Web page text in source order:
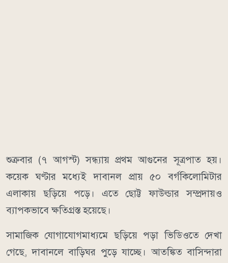
শুক্রবার (৭ আগস্ট) সন্ধ্যায় প্রথম আগুনের সূত্রপাত হয়।
কয়েক ঘণ্টার মধ্যেই দাবানল প্রায় ৫০ বর্গকিলোমিটার
এলাকায় ছড়িয়ে পড়ে। এতে ছোট্ট ফাউল্ডার সম্প্রদায়ও
ব্যাপকভাবে ক্ষতিগ্রস্ত হয়েছে।
সামাজিক যোগাযোগমাধ্যমে ছড়িয়ে পড়া ভিডিওতে দেখা
গেছে, দাবানলে বাড়িঘর পুড়ে যাচ্ছে। আতঙ্কিত বাসিন্দারা